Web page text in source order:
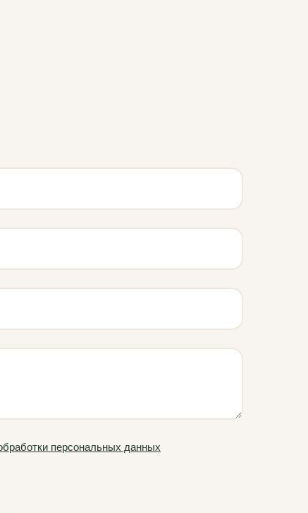
персональных данных